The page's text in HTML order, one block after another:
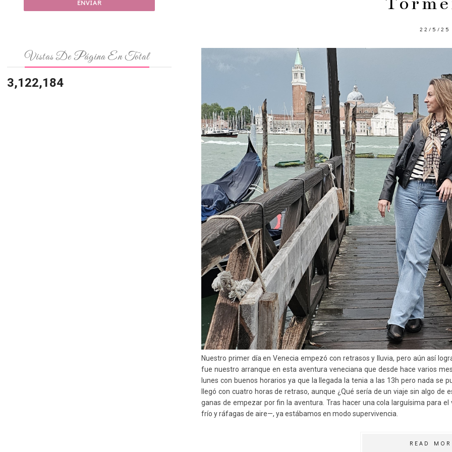
22/5/25
Nuestro primer día en Venecia empezó con retrasos y lluvia, pero aún así
fue nuestro arranque en esta aventura veneciana que desde hace varios
lunes con buenos horarios ya que la llegada la tenia a las 13h pero nada
llegó con cuatro horas de retraso, aunque ¿Qué sería de un viaje sin algo
ganas de empezar por fin la aventura. Tras hacer una cola larguísima para
frío y ráfagas de aire—, ya estábamos en modo supervivencia.
READ
Vistas De Página En Total
3,122,184